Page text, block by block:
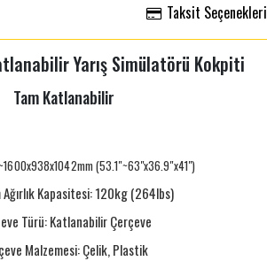
Taksit Seçenekleri
Yarış Simülatörü Kokpiti
Tam Katlanabilir
(53.1"~63"x36.9"x41")
Ağırlık Kapasitesi: 120kg (264lbs)
Türü: Katlanabilir Çerçeve
Malzemesi: Çelik, Plastik